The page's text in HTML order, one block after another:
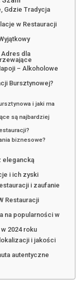
Gdzie Tradycja
w Restauracji
Adres dla
– Alkoholowe
Bursztynowej?
i jaki ma
są najbardziej
biznesowe?
elegancką
i ich zyski
i zaufanie
Restauracji
na popularności w
2024 roku
i jakości
autentyczne